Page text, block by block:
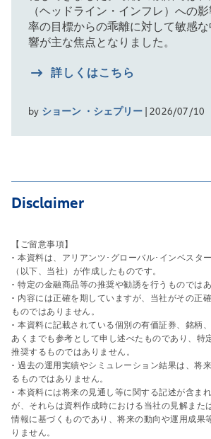
（ヘッドライン・インフレ）への
率の目標からの乖離に対して敏感
響が主な焦点となりました。
詳しくはこちら
by ショーン ・シェプリー| 2026/07/10
Disclaimer
【ご留意事項】
• 本資料は、アリアンツ･グローバル･インベスタ
（以下、当社）が作成したものです。
• 特定の金融商品等の推奨や勧誘を行うものではあ
• 内容には正確を期していますが、当社がその正
ものではありません。
• 本資料に記載されている個別の有価証券、銘柄
あくまでも参考として申し述べたものであり、特
推奨するものではありません。
• 過去の運用実績やシミュレーション結果は、将
るものではありません。
• 本資料には将来の見通し等に関する記述が含ま
が、それらは資料作成時における当社の見解また
情報に基づくものであり、将来の動向や運用成果
りません。